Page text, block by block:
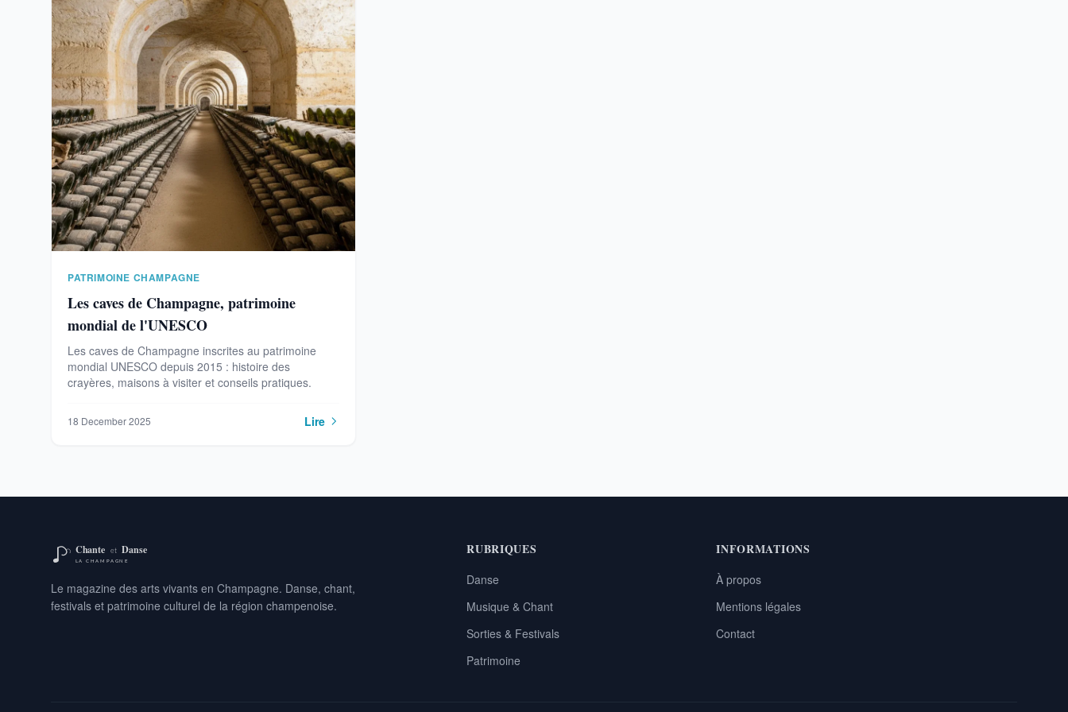
PATRIMOINE CHAMPAGNE
Les caves de Champagne, patrimoine
mondial de l'UNESCO
Les caves de Champagne inscrites au patrimoine
mondial UNESCO depuis 2015 : histoire des
crayères, maisons à visiter et conseils pratiques.
18 December 2025 Lire
Le magazine des arts vivants en Champagne. Danse, chant,
festivals et patrimoine culturel de la région champenoise.
RUBRIQUES
Danse
Musique & Chant
Sorties & Festivals
Patrimoine
INFORMATIONS
À propos
Mentions légales
Contact